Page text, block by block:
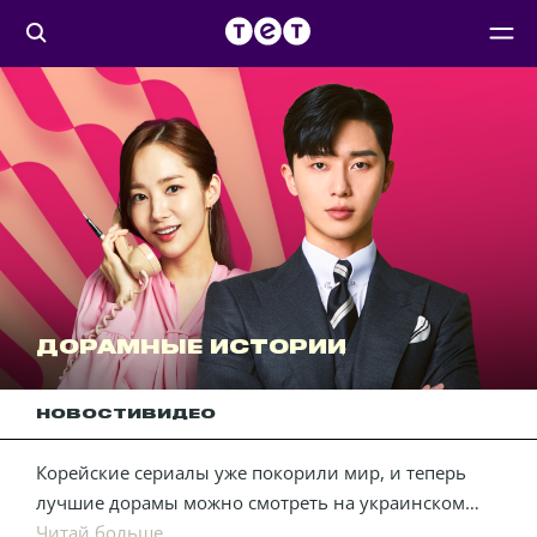
ДОРАМНЫЕ ИСТОРИИ
НОВОСТИ ВИДЕО
Корейские сериалы уже покорили мир, и теперь
лучшие дорамы можно смотреть на украинском
языке на телеканале ТЕТ. Это целая вселенная, где
Читай больше